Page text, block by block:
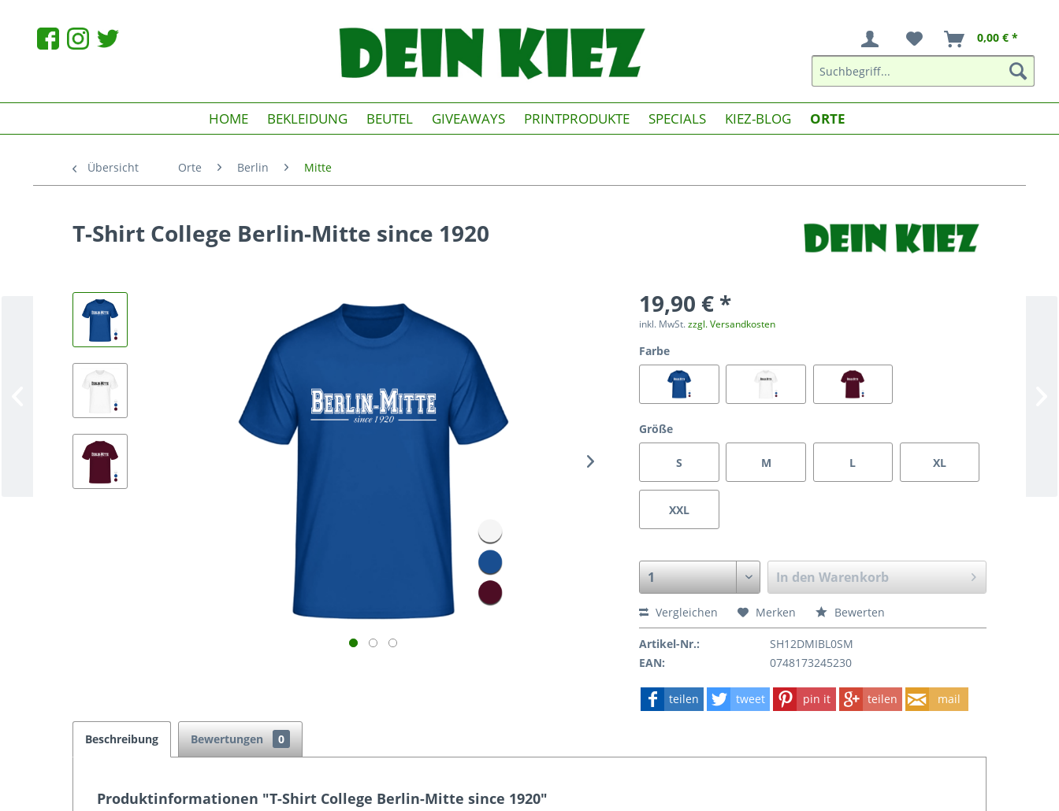
0,00 € *
HOME BEKLEIDUNG BEUTEL GIVEAWAYS PRINTPRODUKTE SPECIALS KIEZ-BLOG ORTE
Übersicht Orte Berlin Mitte
T-Shirt College Berlin-Mitte since 1920
19,90 € *
inkl. MwSt.zzgl. Versandkosten
Farbe
Größe
S M L XL
XXL
In den Warenkorb
Vergleichen Merken Bewerten
Artikel-Nr.:
SH12DMIBL0SM
EAN:
0748173245230
teilen tweet pin it teilen mail
Beschreibung Bewertungen 0
Produktinformationen "T-Shirt College Berlin-Mitte since 1920"